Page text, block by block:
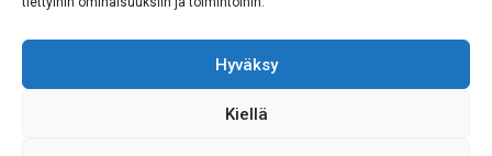
Hyväksy
Kiellä